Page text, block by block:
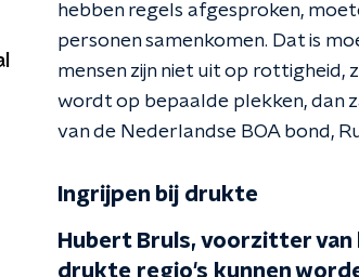
hebben regels afgesproken,
personen samenkomen. Dat is
mensen zijn niet uit op rottigheid,
wordt op bepaalde plekken, dan
van de Nederlandse BOA bond,
Ingrijpen bij drukte
Hubert Bruls, voorzitter
drukte regio's kunnen